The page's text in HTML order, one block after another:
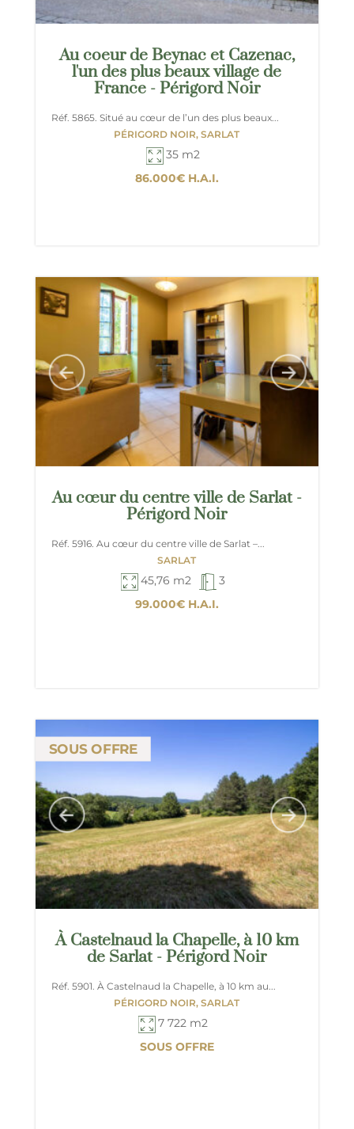
Au coeur de Beynac et Cazenac,
l'un des plus beaux village de
France - Périgord Noir
Réf. 5865. Situé au cœur de l’un des plus beaux...
PÉRIGORD NOIR, SARLAT
35 m2
86.000€H.A.I.
Au cœur du centre ville de Sarlat -
Périgord Noir
Réf. 5916. Au cœur du centre ville de Sarlat –...
SARLAT
45,76 m2
3
99.000€H.A.I.
SOUS OFFRE
À Castelnaud la Chapelle, à 10 km
de Sarlat - Périgord Noir
Réf. 5901. À Castelnaud la Chapelle, à 10 km au...
PÉRIGORD NOIR, SARLAT
7 722 m2
SOUS OFFRE